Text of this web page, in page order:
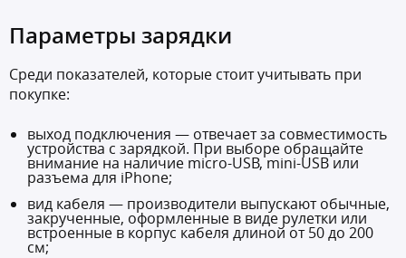
Параметры зарядки
Среди показателей, которые стоит учитывать при
покупке:
выход подключения — отвечает за совместимость
устройства с зарядкой. При выборе обращайте
внимание на наличие micro-USB, mini-USB или
разъема для iPhone;
вид кабеля — производители выпускают обычные,
закрученные, оформленные в виде рулетки или
встроенные в корпус кабеля длиной от 50 до 200
см;